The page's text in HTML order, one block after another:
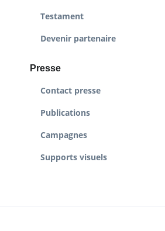
Testament
Devenir partenaire
Presse
Contact presse
Publications
Campagnes
Supports visuels